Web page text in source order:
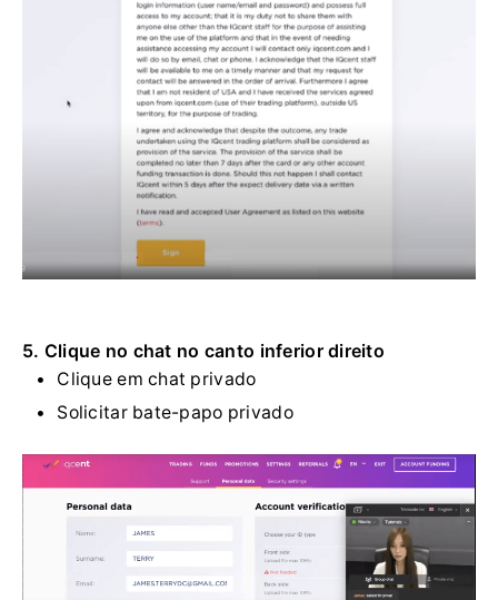
5. Clique no chat no canto inferior direito
Clique em chat privado
Solicitar bate-papo privado